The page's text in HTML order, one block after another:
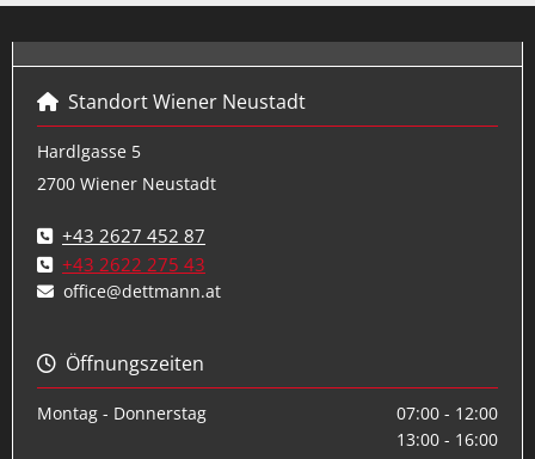
 Standort Wiener Neustadt
Hardlgasse 5
2700 Wiener Neustadt
 +43 2627 452 87
 +43 2622 275 43
 office@dettmann.at
 Öffnungszeiten
Montag - Donnerstag
07:00 - 12:00
13:00 - 16:00